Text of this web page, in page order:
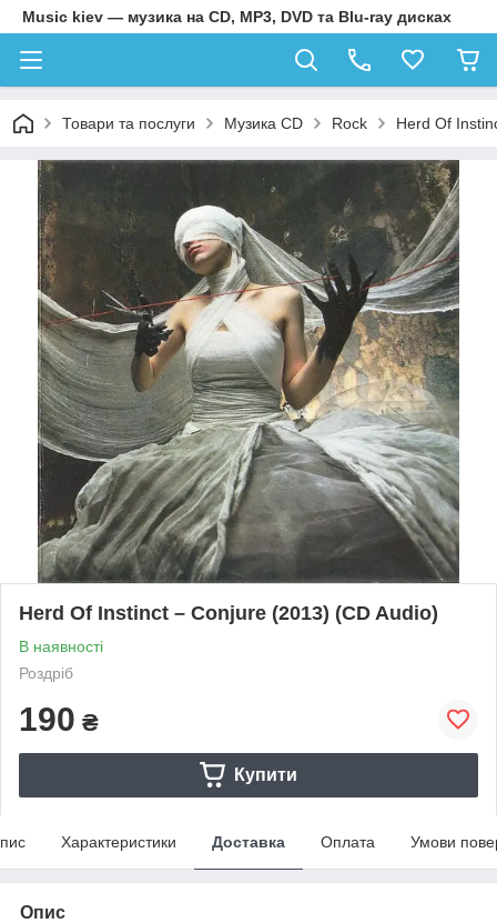
Music kiev — музика на CD, MP3, DVD та Blu-ray дисках
Товари та послуги Музика CD Rock Herd Of
Herd Of Instinct – Conjure (2013) (CD Audio)
В наявності
Роздріб
190 ₴
Купити
Характеристики Доставка Оплата Умови
Опис